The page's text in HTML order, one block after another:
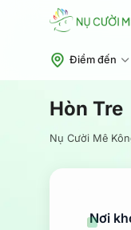
Điểm đến
Hòn Tre
Nụ Cười Mê
Nơi